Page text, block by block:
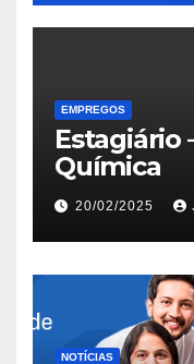
EMPREGOS
Estagiário
Química
20/02/2025
NOTÍCIAS